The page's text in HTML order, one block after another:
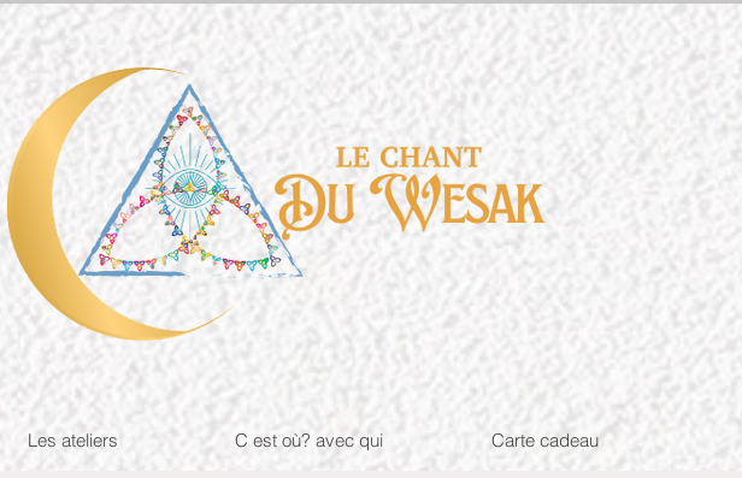
Les ateliers C est où? avec qui Carte cadeau